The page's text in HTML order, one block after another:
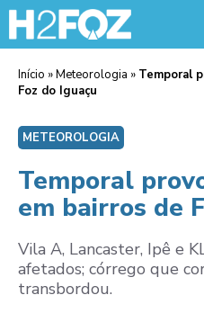
Início »Meteorologia » Temporal
Foz do Iguaçu
METEOROLOGIA
Temporal
em bairros de
Vila A, Lancaster, Ipê e
afetados; córrego que
transbordou.